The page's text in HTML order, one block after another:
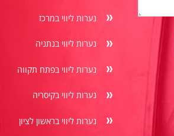
נערות ליווי במרכז
נערות ליווי בנתניה
נערות ליווי בפתח תקווה
נערות ליווי בקיסריה
נערות ליווי בראשון לציון